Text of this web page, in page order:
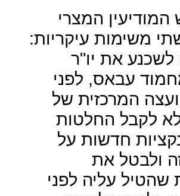
המודיעין המצרי
משימות עיקריות:
לשכנע את יו"ר
עבאס, לפני
המרכזית של
לקבל החלטות
חדשות על
ולבטל את
שהטיל עליה לפני